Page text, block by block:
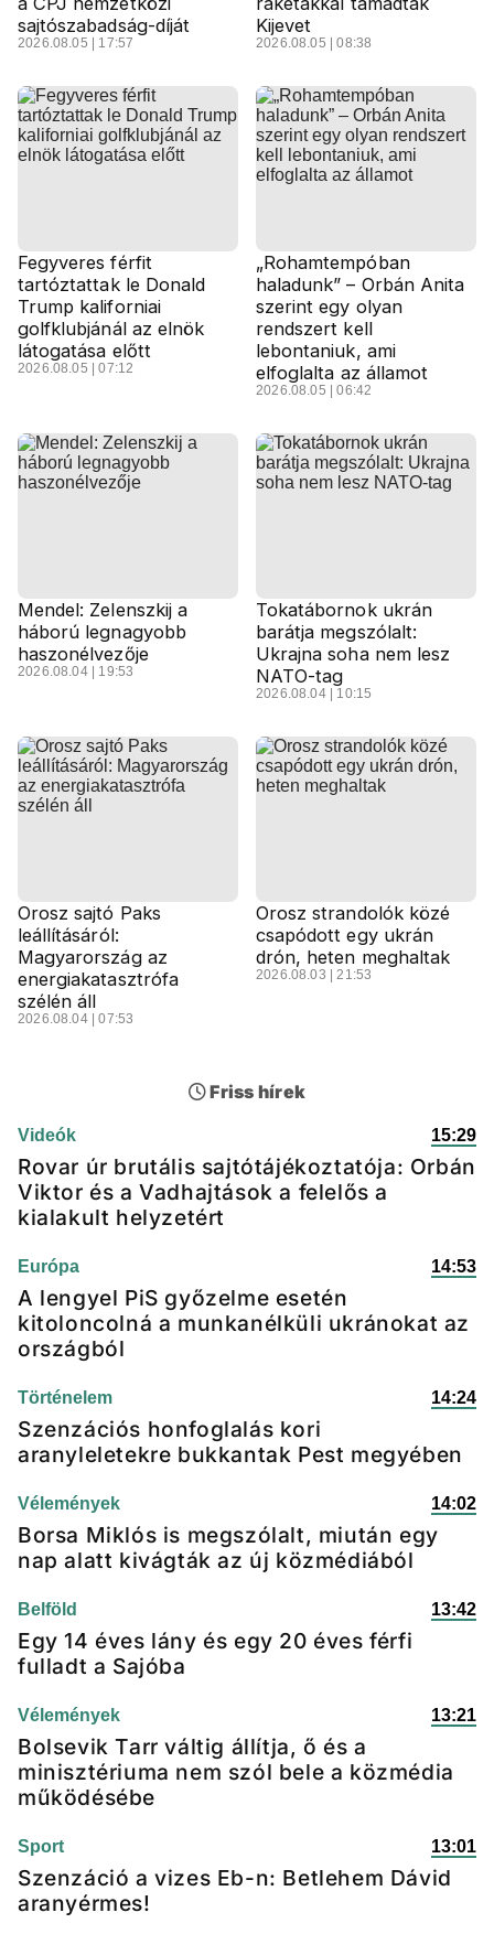
sajtószabadság-díját
2026.08.05 | 17:57
Kijevet
2026.08.05 | 08:38
Fegyveres férfit
tartóztattak le Donald
Trump kaliforniai
golfklubjánál az elnök
látogatása előtt
2026.08.05 | 07:12
„Rohamtempóban
haladunk” – Orbán Anita
szerint egy olyan
rendszert kell
lebontaniuk, ami
elfoglalta az államot
2026.08.05 | 06:42
Mendel: Zelenszkij a
háború legnagyobb
haszonélvezője
2026.08.04 | 19:53
Tokatábornok ukrán
barátja megszólalt:
Ukrajna soha nem lesz
NATO-tag
2026.08.04 | 10:15
Orosz sajtó Paks
leállításáról:
Magyarország az
energiakatasztrófa
szélén áll
2026.08.04 | 07:53
Orosz strandolók közé
csapódott egy ukrán
drón, heten meghaltak
2026.08.03 | 21:53
Friss hírek
Videók 15:29
Rovar úr brutális sajtótájékoztatója: Orbán
Viktor és a Vadhajtások a felelős a
kialakult helyzetért
Európa 14:53
A lengyel PiS győzelme esetén
kitoloncolná a munkanélküli ukránokat az
országból
Történelem 14:24
Szenzációs honfoglalás kori
aranyleletekre bukkantak Pest megyében
Vélemények 14:02
Borsa Miklós is megszólalt, miután egy
nap alatt kivágták az új közmédiából
Belföld 13:42
Egy 14 éves lány és egy 20 éves férfi
fulladt a Sajóba
Vélemények 13:21
Bolsevik Tarr váltig állítja, ő és a
minisztériuma nem szól bele a közmédia
működésébe
Sport 13:01
Szenzáció a vizes Eb-n: Betlehem Dávid
aranyérmes!